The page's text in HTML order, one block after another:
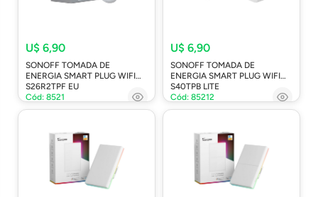
U$ 6,90
SONOFF TOMADA DE
ENERGIA SMART PLUG WIFI
S26R2TPF EU
Cód: 8521
U$ 6,90
SONOFF TOMADA DE
ENERGIA SMART PLUG WIFI
S40TPB LITE
Cód: 85212